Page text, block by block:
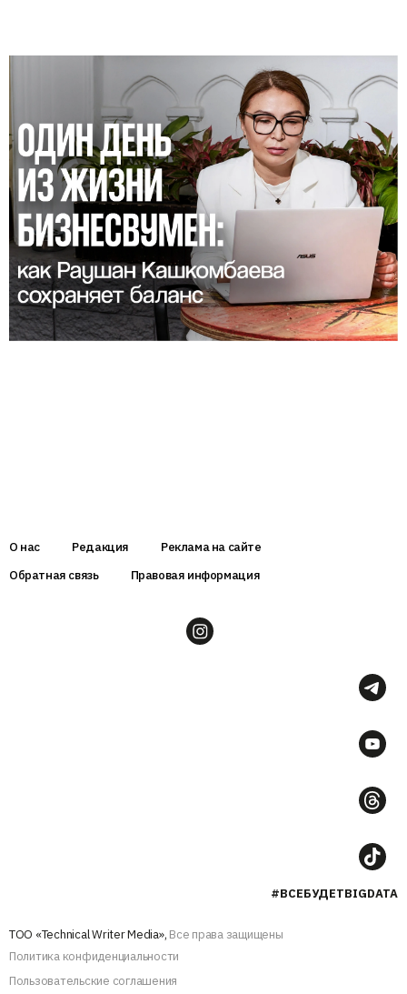
О нас Редакция
Реклама на сайте
Обратная связь
Правовая информация
#ВСЕБУДЕТBIGDATA
ТОО «Technical Writer Media», Все права защищены
Политика конфиденциальности
Пользовательские соглашения